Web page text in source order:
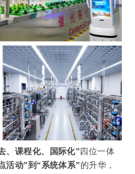
、课程化、国际化”四位一体
活动”到“系统体系”的升华，